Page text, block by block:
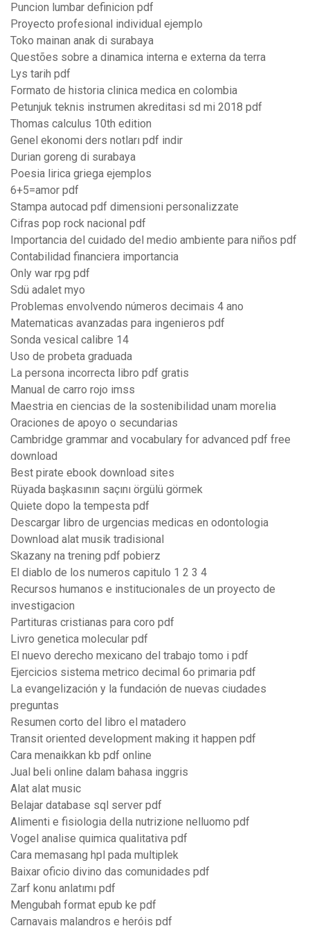
Puncion lumbar definicion pdf
Proyecto profesional individual ejemplo
Toko mainan anak di surabaya
Questões sobre a dinamica interna e externa da terra
Lys tarih pdf
Formato de historia clinica medica en colombia
Petunjuk teknis instrumen akreditasi sd mi 2018 pdf
Thomas calculus 10th edition
Genel ekonomi ders notları pdf indir
Durian goreng di surabaya
Poesia lirica griega ejemplos
6+5=amor pdf
Stampa autocad pdf dimensioni personalizzate
Cifras pop rock nacional pdf
Importancia del cuidado del medio ambiente para niños pdf
Contabilidad financiera importancia
Only war rpg pdf
Sdü adalet myo
Problemas envolvendo números decimais 4 ano
Matematicas avanzadas para ingenieros pdf
Sonda vesical calibre 14
Uso de probeta graduada
La persona incorrecta libro pdf gratis
Manual de carro rojo imss
Maestria en ciencias de la sostenibilidad unam morelia
Oraciones de apoyo o secundarias
Cambridge grammar and vocabulary for advanced pdf free
download
Best pirate ebook download sites
Rüyada başkasının saçını örgülü görmek
Quiete dopo la tempesta pdf
Descargar libro de urgencias medicas en odontologia
Download alat musik tradisional
Skazany na trening pdf pobierz
El diablo de los numeros capitulo 1 2 3 4
Recursos humanos e institucionales de un proyecto de
investigacion
Partituras cristianas para coro pdf
Livro genetica molecular pdf
El nuevo derecho mexicano del trabajo tomo i pdf
Ejercicios sistema metrico decimal 6o primaria pdf
La evangelización y la fundación de nuevas ciudades
preguntas
Resumen corto del libro el matadero
Transit oriented development making it happen pdf
Cara menaikkan kb pdf online
Jual beli online dalam bahasa inggris
Alat alat music
Belajar database sql server pdf
Alimenti e fisiologia della nutrizione nelluomo pdf
Vogel analise quimica qualitativa pdf
Cara memasang hpl pada multiplek
Baixar oficio divino das comunidades pdf
Zarf konu anlatımı pdf
Mengubah format epub ke pdf
Carnavais malandros e heróis pdf